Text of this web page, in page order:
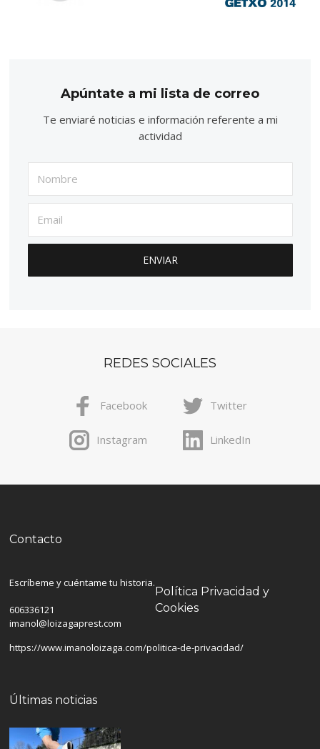
Apúntate a mi lista de correo
Te enviaré noticias e información referente a mi
actividad
REDES SOCIALES
Facebook Twitter
Instagram LinkedIn
Contacto
Escríbeme y cuéntame tu historia.
606336121
imanol@loizagaprest.com
Política Privacidad y
Cookies
https://www.imanoloizaga.com/politica-de-privacidad/
Últimas noticias